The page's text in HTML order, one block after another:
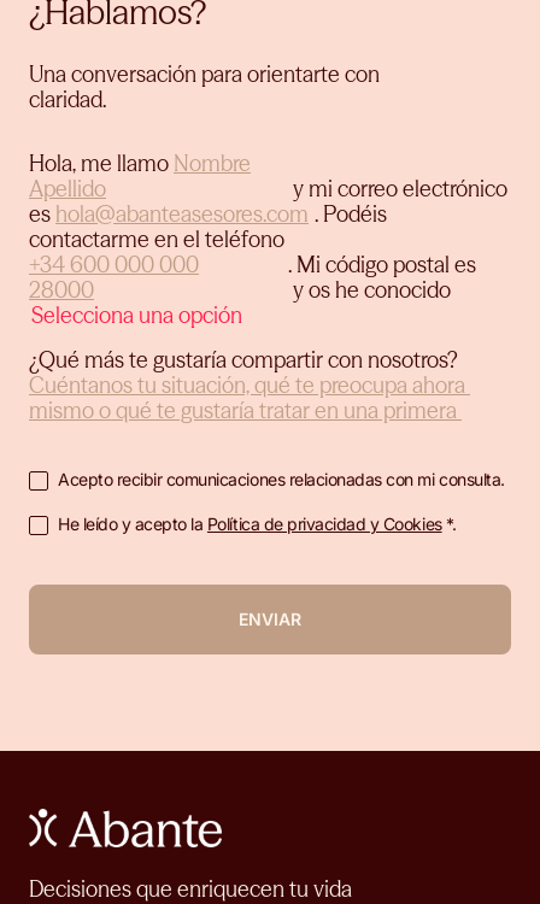
¿Hablamos?
Una conversación para orientarte con
claridad.
Hola, me llamo
y mi correo electrónico
es
. Podéis
contactarme en el teléfono
. Mi código postal es
y os he conocido
¿Qué más te gustaría compartir con nosotros?
Acepto recibir comunicaciones relacionadas con mi consulta.
He leído y acepto la Política de privacidad y Cookies*.
ENVIAR
Decisiones que enriquecen tu vida